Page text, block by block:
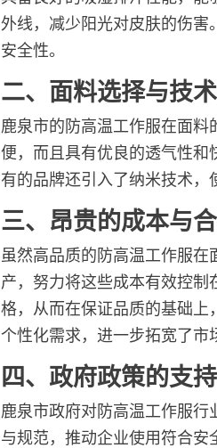
外线，减少阳光对皮肤的伤害
安全性。
二、面料选择与技
鹿泉市的防高温工作服在面
便，而且具有优良的透气性和
有的品牌还引入了纳米技术，
三、昂贵的成本与
虽然高品质的防高温工作服
产，努力将这些成本有效控
格，从而在保证品质的基础上
个性化需求，进一步拓宽了市
四、政府政策的支
鹿泉市政府对防高温工作服
与规范，推动企业使用符合